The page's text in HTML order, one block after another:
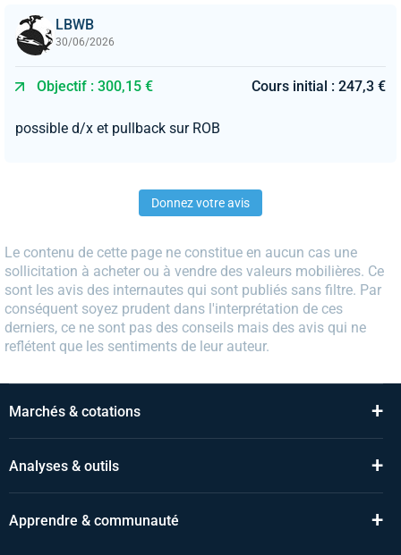
LBWB
30/06/2026
Objectif : 300,15 € Cours initial : 247,3 €
possible d/x et pullback sur ROB
Donnez votre avis
Le contenu de cette page ne constitue en aucun cas une
sollicitation à acheter ou à vendre des valeurs mobilières. Ce
sont les avis des internautes qui sont publiés sans filtre. Par
conséquent soyez prudent dans l'interprétation de ces
derniers, ce ne sont pas des conseils mais des avis qui ne
reflétent que les sentiments de leur auteur.
Marchés & cotations +
Analyses & outils +
Apprendre & communauté +